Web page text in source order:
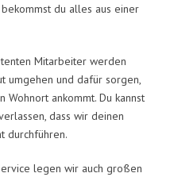
du alles aus einer
Mitarbeiter werden
umgehen und dafür sorgen,
Wohnort ankommt. Du kannst
dass wir deinen
durchführen.
legen wir auch großen